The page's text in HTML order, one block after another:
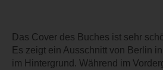
Das Cover des Buches ist sehr
Es zeigt ein Ausschnitt von Berlin
im Hintergrund. Während im